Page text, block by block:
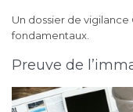
Un dossier de
fondamentaux.
Preuve de